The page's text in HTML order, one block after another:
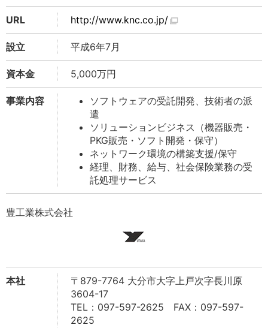
URL http://www.knc.co.jp/
設立 平成6年7月
資本金 5,000万円
事業内容
ソフトウェアの受託開発、技術者の派
遣
ソリューションビジネス（機器販売・
PKG販売・ソフト開発・保守）
ネットワーク環境の構築支援/保守
経理、財務、給与、社会保険業務の受
託処理サービス
豊工業株式会社
本社
〒879-7764 大分市大字上戸次字長川原
3604-17
TEL：097-597-2625 FAX：097-597-
2625